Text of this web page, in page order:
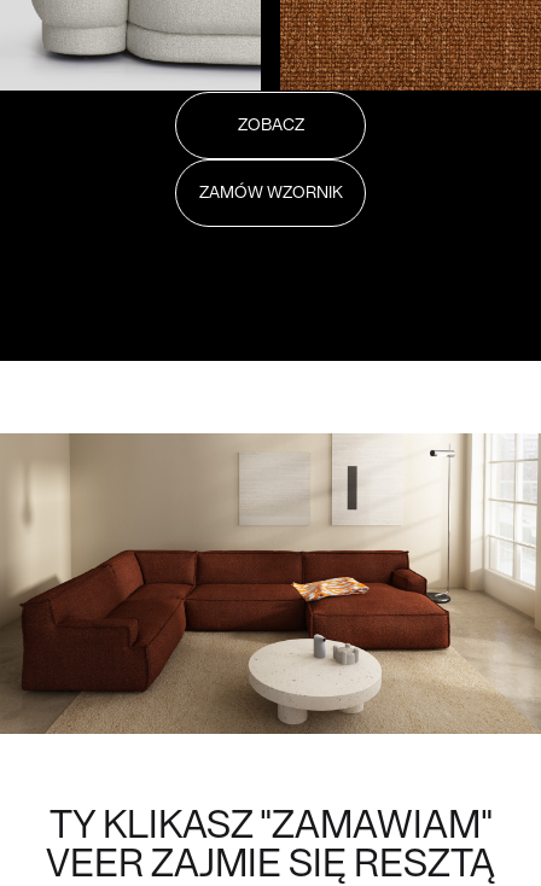
ZOBACZ
ZAMÓW WZORNIK
TY KLIKASZ "ZAMAWIAM"
VEER ZAJMIE SIĘ RESZTĄ